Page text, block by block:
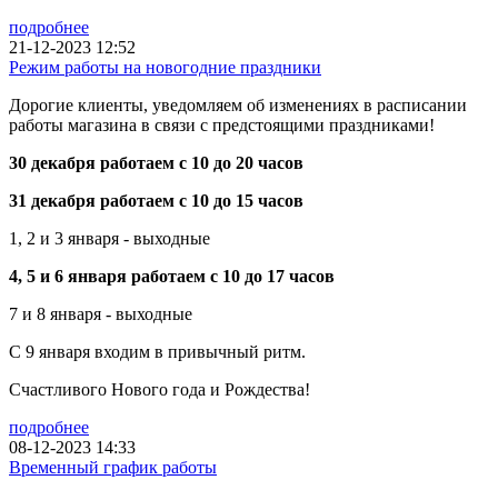
подробнее
21-12-2023 12:52
Режим работы на новогодние праздники
Дорогие клиенты, уведомляем об изменениях в расписании
работы магазина в связи с предстоящими праздниками!
30 декабря работаем с 10 до 20 часов
31 декабря работаем с 10 до 15 часов
1, 2 и 3 января - выходные
4, 5 и 6 января работаем с 10 до 17 часов
7 и 8 января - выходные
С 9 января входим в привычный ритм.
Счастливого Нового года и Рождества!
подробнее
08-12-2023 14:33
Временный график работы